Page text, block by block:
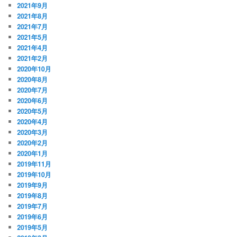
2021年9月
2021年8月
2021年7月
2021年5月
2021年4月
2021年2月
2020年10月
2020年8月
2020年7月
2020年6月
2020年5月
2020年4月
2020年3月
2020年2月
2020年1月
2019年11月
2019年10月
2019年9月
2019年8月
2019年7月
2019年6月
2019年5月